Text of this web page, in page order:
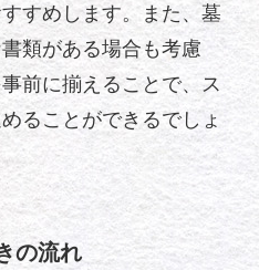
すめします。また、墓
類がある場合も考慮
前に揃えることで、ス
ることができるでしょ
の流れ